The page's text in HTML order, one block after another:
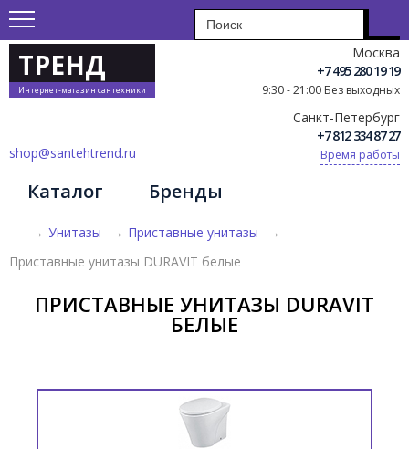
ТРЕНД
Интернет-магазин сантехники
Москва
+7 495 280 19 19
9:30 - 21:00 Без выходных
Санкт-Петербург
+7 812 334 87 27
Время работы
shop@santehtrend.ru
Каталог Бренды
→ Унитазы → Приставные унитазы
→
Приставные унитазы DURAVIT белые
ПРИСТАВНЫЕ УНИТАЗЫ DURAVIT
БЕЛЫЕ